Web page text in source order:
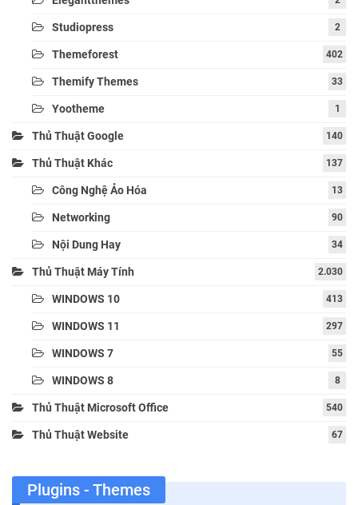
Studiopress 2
Themeforest 402
Themify Themes 33
Yootheme 1
Thủ Thuật Google 140
Thủ Thuật Khác 137
Công Nghệ Ảo Hóa 13
Networking 90
Nội Dung Hay 34
Thủ Thuật Máy Tính 2.030
WINDOWS 10 413
WINDOWS 11 297
WINDOWS 7 55
WINDOWS 8 8
Thủ Thuật Microsoft Office 540
Thủ Thuật Website 67
Plugins - Themes